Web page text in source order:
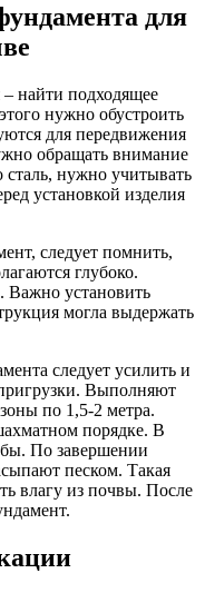
для
найти подходящее
нужно обустроить
для передвижения
обращать внимание
сталь, нужно учитывать
установкой изделия
следует помнить,
глубоко.
Важно установить
могла выдержать
следует усилить и
Выполняют
по 1,5-2 метра.
порядке. В
По завершении
песком. Такая
влагу из почвы. После